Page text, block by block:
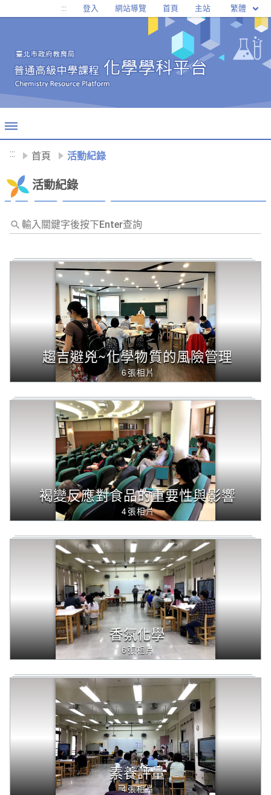
移至網頁之主要內容區位置
::: 登入 網站導覽 首頁 主站 繁體
::: 首頁 活動紀錄
活動紀錄
輸
入
Enter
詢，
下
趨吉避兇~化學物質的風險管理
6張相片
褐變反應對食品的重要性與影響
4張相片
香氛化學
6張相片
素養評量
4張相片